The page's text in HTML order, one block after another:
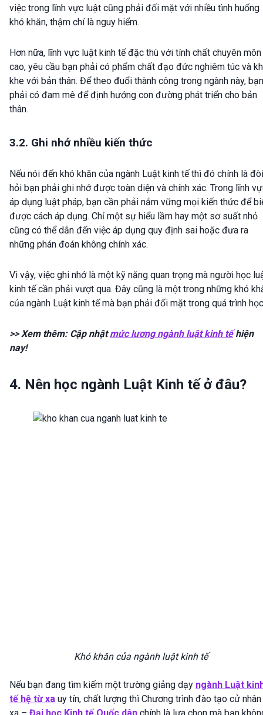
việc trong lĩnh vực luật cũng phải đối mặt với nhiều tình huống
khó khăn, thậm chí là nguy hiểm.
Hơn nữa, lĩnh vực luật kinh tế đặc thù với tính chất chuyên môn
cao, yêu cầu bạn phải có phẩm chất đạo đức nghiêm túc và
khe với bản thân. Để theo đuổi thành công trong ngành này, bạn
phải có đam mê để định hướng con đường phát triển cho bản
thân.
3.2. Ghi nhớ nhiều kiến thức
Nếu nói đến khó khăn của ngành Luật kinh tế thì đó chính là đòi
hỏi bạn phải ghi nhớ được toàn diện và chính xác. Trong lĩnh
áp dụng luật pháp, bạn cần phải nắm vững mọi kiến thức để
được cách áp dụng. Chỉ một sự hiểu lầm hay một sơ suất nhỏ
cũng có thể dẫn đến việc áp dụng quy định sai hoặc đưa ra
những phán đoán không chính xác.
Vì vậy, việc ghi nhớ là một kỹ năng quan trọng mà người học
kinh tế cần phải vượt qua. Đây cũng là một trong những khó
của ngành Luật kinh tế mà bạn phải đối mặt trong quá trình
>> Xem thêm: Cập nhậtmức lương ngành luật kinh tếhiện
nay!
4. Nên học ngành Luật Kinh tế ở đâu?
Khó khăn của ngành luật kinh tế
Nếu bạn đang tìm kiếm một trường giảng dạy ngành Luật
tế hệ từ xa uy tín, chất lượng thì Chương trình đào tạo cử
xa – Đại học Kinh tế Quốc dân chính là lựa chọn mà bạn